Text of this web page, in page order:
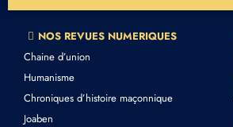
NOS REVUES NUMERIQUES
Chaine d’union
Humanisme
Chroniques d’histoire maçonnique
Joaben